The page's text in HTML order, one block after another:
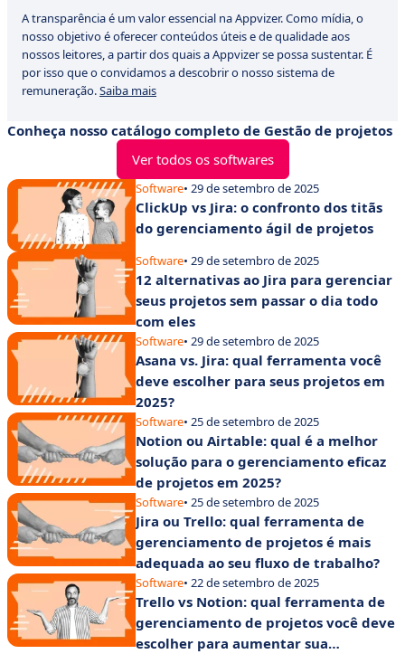
A transparência é um valor essencial na Appvizer. Como mídia, o
nosso objetivo é oferecer conteúdos úteis e de qualidade aos
nossos leitores, a partir dos quais a Appvizer se possa sustentar. É
por isso que o convidamos a descobrir o nosso sistema de
remuneração.Saiba mais
Conheça nosso catálogo completo de Gestão de projetos
Ver todos os softwares
Software• 29 de setembro de 2025
ClickUp vs Jira: o confronto dos titãs
do gerenciamento ágil de projetos
Software• 29 de setembro de 2025
12 alternativas ao Jira para gerenciar
seus projetos sem passar o dia todo
com eles
Software• 29 de setembro de 2025
Asana vs. Jira: qual ferramenta você
deve escolher para seus projetos em
2025?
Software• 25 de setembro de 2025
Notion ou Airtable: qual é a melhor
solução para o gerenciamento eficaz
de projetos em 2025?
Software• 25 de setembro de 2025
Jira ou Trello: qual ferramenta de
gerenciamento de projetos é mais
adequada ao seu fluxo de trabalho?
Software• 22 de setembro de 2025
Trello vs Notion: qual ferramenta de
gerenciamento de projetos você deve
escolher para aumentar sua